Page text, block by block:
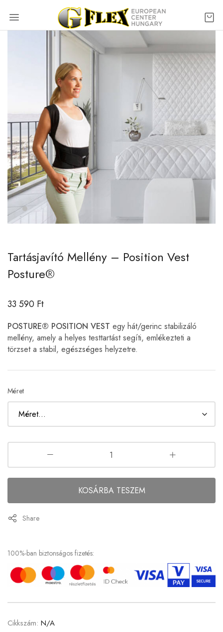
Tartásjavító Mellény – Position Vest
Posture®
33 590 Ft
POSTURE® POSITION VEST egy hát/gerinc stabilizáló
mellény, amely a helyes testtartást segíti, emlékezteti a
törzset a stabil, egészséges helyzetre.
Méret
KOSÁRBA TESZEM
Share
100%-ban biztonságos fizetés:
Cikkszám: N/A